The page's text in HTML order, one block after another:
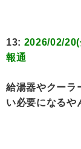
13: 2026/02/
報通
給湯器やクーラ
い必要になるや